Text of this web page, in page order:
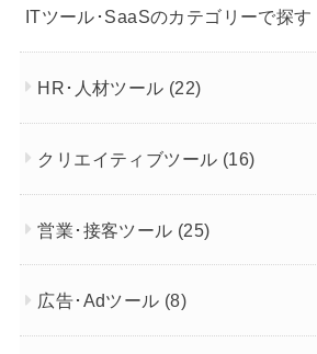
ITツール･SaaSのカテゴリーで探す
HR･人材ツール (22)
クリエイティブツール (16)
営業･接客ツール (25)
広告･Adツール (8)